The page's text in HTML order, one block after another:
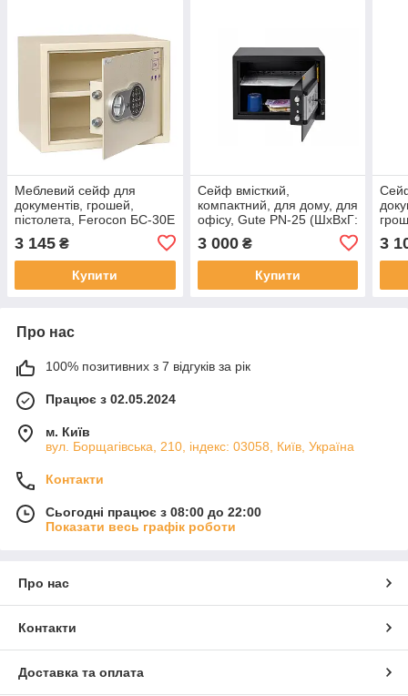
Меблевий сейф для
документів, грошей,
пістолета, Ferocon БС-30Е
(ШхВхГ: 38х30х30 см.) з
електронним замком
3 145 ₴
Купити
Сейф вмісткий,
компактний, для дому, для
офісу, Gute PN-25 (ШхВхГ:
електронним замком
чорний
3 000₴
Купити
3
Про нас
100% позитивних з 7 відгуків за рік
Працює з 02.05.2024
м. Київ
вул. Борщагівська, 210, індекс: 03058, Київ, Україна
Контакти
Сьогодні працює з 08:00 до 22:00
Показати весь графік роботи
Про нас
Контакти
Доставка та оплата